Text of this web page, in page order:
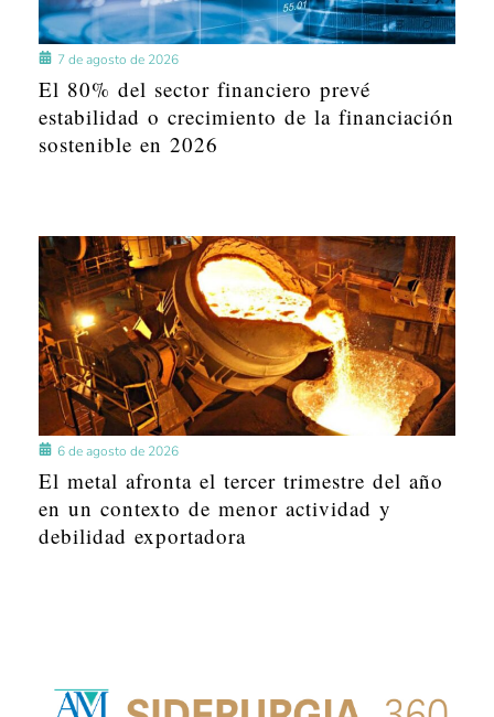
7 de agosto de 2026
El 80% del sector financiero prevé
estabilidad o crecimiento de la financiación
sostenible en 2026
6 de agosto de 2026
El metal afronta el tercer trimestre del año
en un contexto de menor actividad y
debilidad exportadora